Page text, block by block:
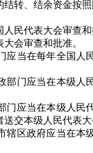
转、结余资金按照
民代表大会审查和
会审查和批准。
在每年全国人民
门应当在本级人
应当在本级人民
交本级人民代表
区政府应当在本